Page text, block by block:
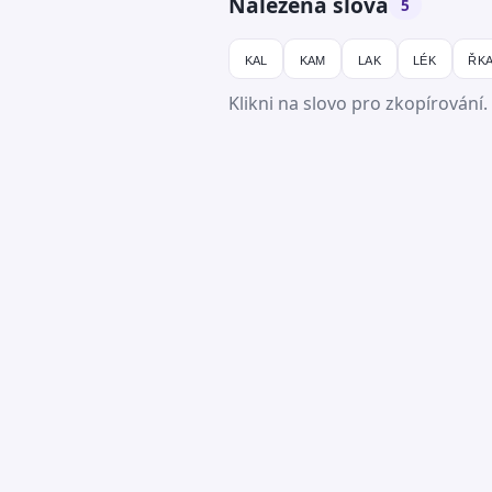
5
kal kam lak lék
Klikni na slovo pro zkopírování.